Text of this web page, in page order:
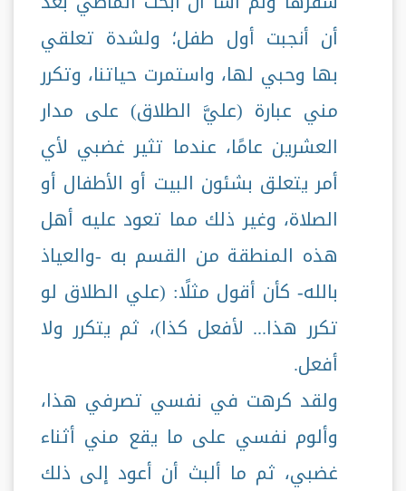
أن أنجبت أول طفل؛ ولشدة تعلقي
بها وحبي لها، واستمرت حياتنا، وتكرر
مني عبارة (عليَّ الطلاق) على مدار
العشرين عامًا، عندما تثير غضبي لأي
أمر يتعلق بشئون البيت أو الأطفال أو
الصلاة، وغير ذلك مما تعود عليه أهل
هذه المنطقة من القسم به -والعياذ
بالله- كأن أقول مثلًا: (علي الطلاق لو
تكرر هذا... لأفعل كذا)، ثم يتكرر ولا
أفعل.
ولقد كرهت في نفسي تصرفي هذا،
وألوم نفسي على ما يقع مني أثناء
غضبي، ثم ما ألبث أن أعود إلى ذلك